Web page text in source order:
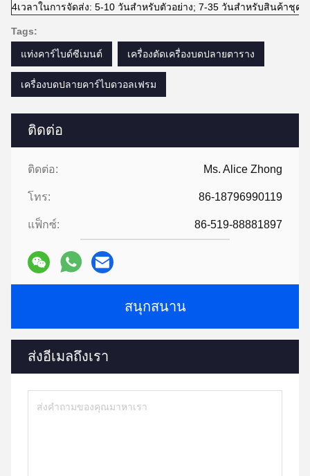
ติดต่อ
ติดต่อ: Ms. Alice Zhong
โทร: 86-18796990119
แฟ็กซ์: 86-519-88881897
สนุกสนาน
ส่งอีเมลถึงเรา
4เวลาในการจัดส่ง: 5-10 วันสําหรับตัวอย่าง; 7-35 วันสําหรับสินค้าชุด
Tags:
แท่งคาร์ไบด์ซีเมนต์ เครื่องตัดเครื่องบดปลายตาราง
เครื่องบดปลายคาร์ไบดวอลเฟรม